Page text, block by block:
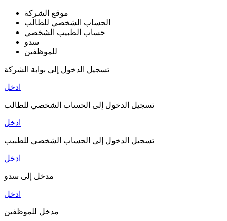
موقع الشركة
الحساب الشخصي للطالب
حساب الطبيب الشخصي
سدو
للموظفين
تسجيل الدخول إلى بوابة الشركة
ادخل
تسجيل الدخول إلى الحساب الشخصي للطالب
ادخل
تسجيل الدخول إلى الحساب الشخصي للطبيب
ادخل
مدخل إلى سدو
ادخل
مدخل للموظفين